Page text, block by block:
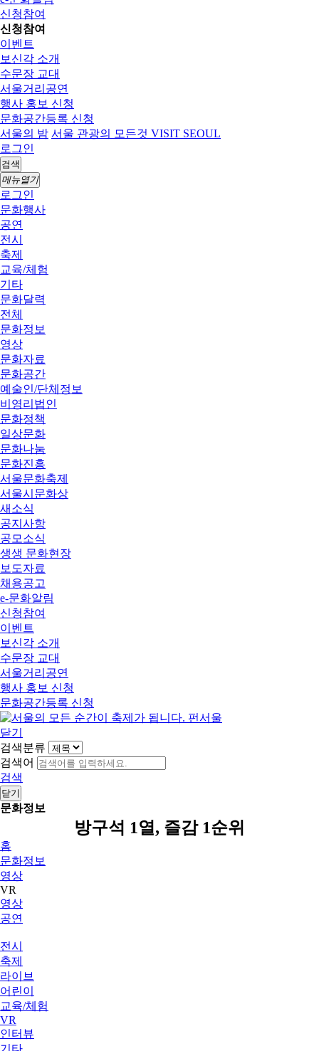
신청참여
신청참여
이벤트
보신각 소개
수문장 교대
서울거리공연
행사 홍보 신청
문화공간등록 신청
서울의 밤 서울 관광의 모든것 VISIT SEOUL
로그인
검색
메뉴열기
로그인
문화행사
공연
전시
축제
교육/체험
기타
문화달력
전체
문화정보
영상
문화자료
문화공간
예술인/단체정보
비영리법인
문화정책
일상문화
문화나눔
문화진흥
서울문화축제
서울시문화상
새소식
공지사항
공모소식
생생 문화현장
보도자료
채용공고
e-문화알림
신청참여
이벤트
보신각 소개
수문장 교대
서울거리공연
행사 홍보 신청
문화공간등록 신청
닫기
검색분류
검색어
검색
닫기
문화정보
방구석 1열, 즐감 1순위
홈
문화정보
영상
VR
영상
공연
전시
축제
라이브
어린이
교육/체험
VR
인터뷰
기타